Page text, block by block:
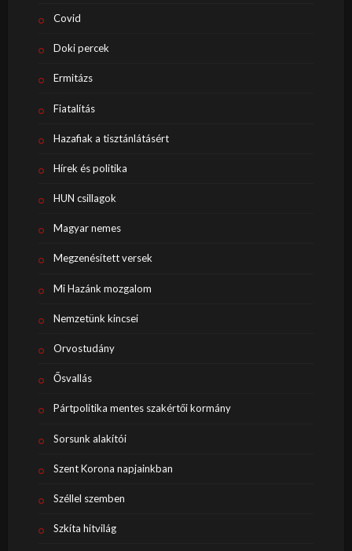
Covid
Doki percek
Ermitázs
Fiatalítás
Hazafiak a tisztánlátásért
Hírek és politika
HUN csillagok
Magyar nemes
Megzenésített versek
Mi Hazánk mozgalom
Nemzetünk kincsei
Orvostudány
Ősvallás
Pártpolitika mentes szakértői kormány
Sorsunk alakítói
Szent Korona napjainkban
Széllel szemben
Szkíta hitvilág